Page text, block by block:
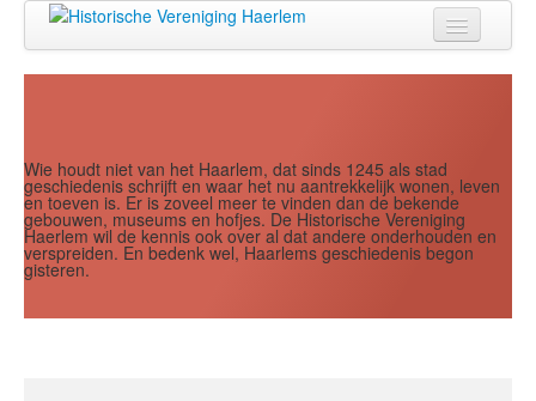
Zien
Lezen
Over ons
Wie houdt niet van het Haarlem, dat sinds 1245 als stad
geschiedenis schrijft en waar het nu aantrekkelijk wonen, leven
en toeven is. Er is zoveel meer te vinden dan de bekende
gebouwen, museums en hofjes. De Historische Vereniging
Haerlem wil de kennis ook over al dat andere onderhouden en
verspreiden. En bedenk wel, Haarlems geschiedenis begon
gisteren.
Jaar Maand Jaar
Maand